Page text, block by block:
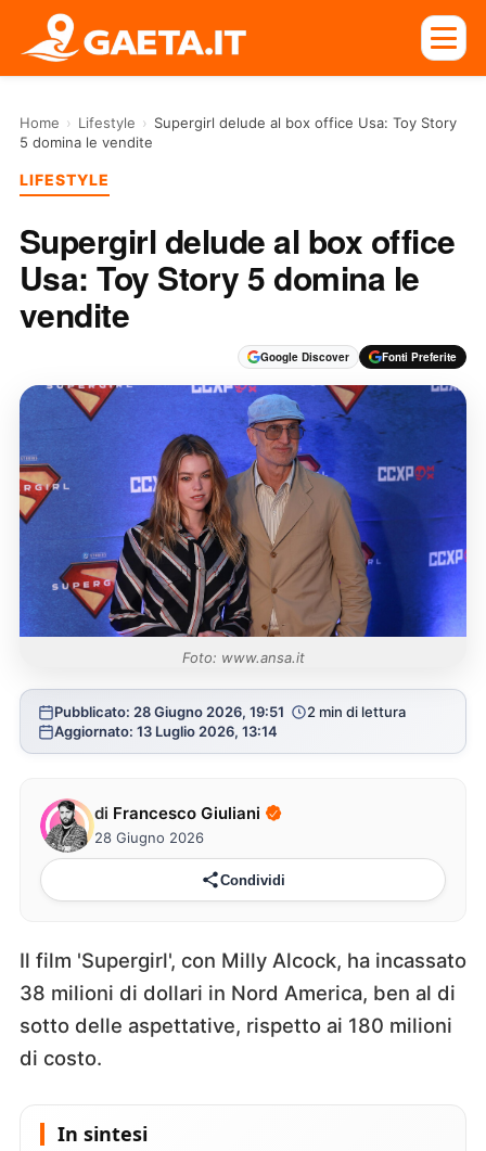
Home › Lifestyle › Supergirl delude al box office Usa: Toy Story
5 domina le vendite
LIFESTYLE
Supergirl delude al box office
Usa: Toy Story 5 domina le
vendite
Google Discover Fonti Preferite
Foto: www.ansa.it
Pubblicato: 28 Giugno 2026, 19:51
2 min di lettura
Aggiornato: 13 Luglio 2026, 13:14
di Francesco Giuliani
28 Giugno 2026
Condividi
Il film 'Supergirl', con Milly Alcock, ha incassato
38 milioni di dollari in Nord America, ben al di
sotto delle aspettative, rispetto ai 180 milioni
di costo.
In sintesi